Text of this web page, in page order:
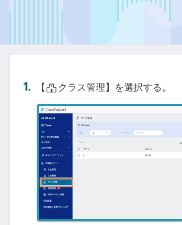
【 クラス管理】を選択する。